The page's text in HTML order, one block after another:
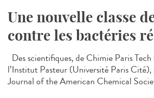
Une nouvelle classe
contre les bactéries
Des scientifiques, de Chimie Paris
l’Institut Pasteur (Université Paris
Journal of the American Chemical